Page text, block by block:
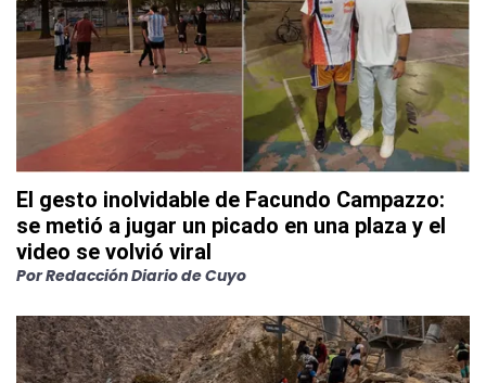
El gesto inolvidable de Facundo Campazzo:
se metió a jugar un picado en una plaza y el
video se volvió viral
PorRedacción Diario de Cuyo